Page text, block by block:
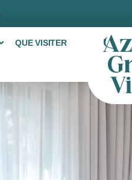
QUE VISITER